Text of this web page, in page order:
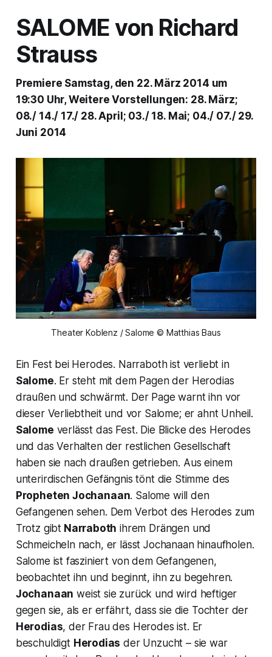
SALOMEvon Richard
Strauss
Premiere Samstag, den 22. März 2014 um
19:30 Uhr, Weitere Vorstellungen: 28. März;
08./ 14./ 17./ 28. April; 03./ 18. Mai; 04./ 07./ 29.
Juni 2014
Theater Koblenz / Salome © Matthias Baus
Ein Fest bei Herodes. Narraboth ist verliebt in
Salome. Er steht mit dem Pagen der Herodias
draußen und schwärmt. Der Page warnt ihn vor
dieser Verliebtheit und vor Salome; er ahnt Unheil.
Salome verlässt das Fest. Die Blicke des Herodes
und das Verhalten der restlichen Gesellschaft
haben sie nach draußen getrieben. Aus einem
unterirdischen Gefängnis tönt die Stimme des
Propheten Jochanaan. Salome will den
Gefangenen sehen. Dem Verbot des Herodes zum
Trotz gibt Narraboth ihrem Drängen und
Schmeicheln nach, er lässt Jochanaan hinaufholen.
Salome ist fasziniert von dem Gefangenen,
beobachtet ihn und beginnt, ihn zu begehren.
Jochanaan weist sie zurück und wird heftiger
gegen sie, als er erfährt, dass sie die Tochter der
Herodias, der Frau des Herodes ist. Er
beschuldigt Herodias der Unzucht – sie war